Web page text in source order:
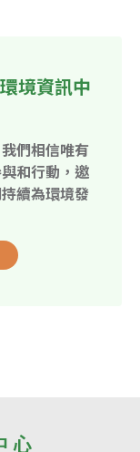
境資訊中
們相信唯有
和行動，邀
續為環境發